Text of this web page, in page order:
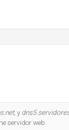
, y
servidor web.